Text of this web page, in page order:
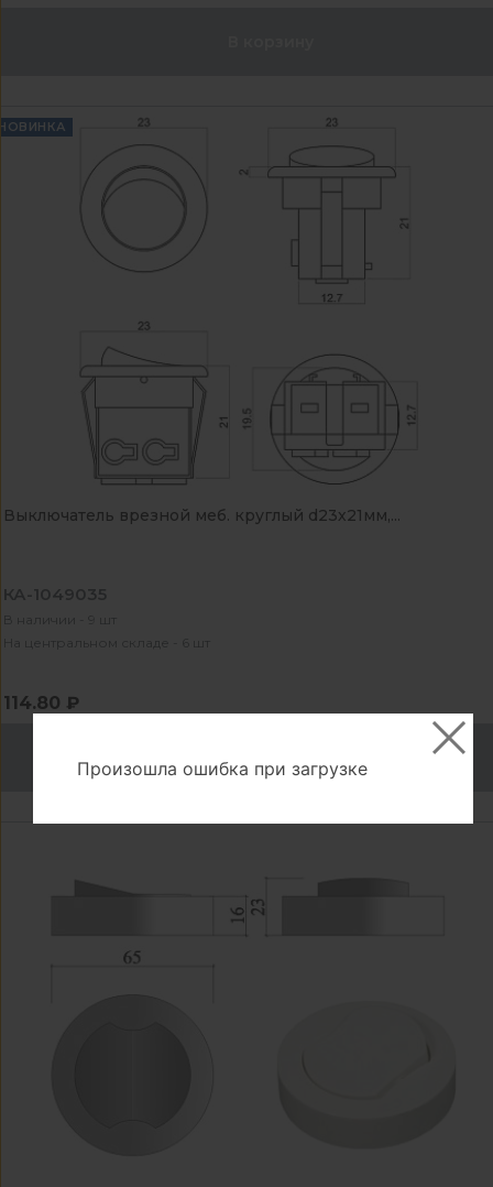
Выключатель врезной меб. круглый d23х21мм,...
КА-1049035
В наличии - 9 шт
На центральном складе - 6 шт
114.80 ₽
Произошла ошибка при загрузке